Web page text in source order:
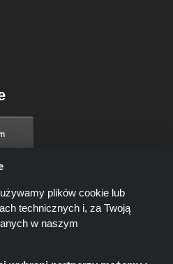
plików cookie lub
technicznych i, za Twoją
w naszym